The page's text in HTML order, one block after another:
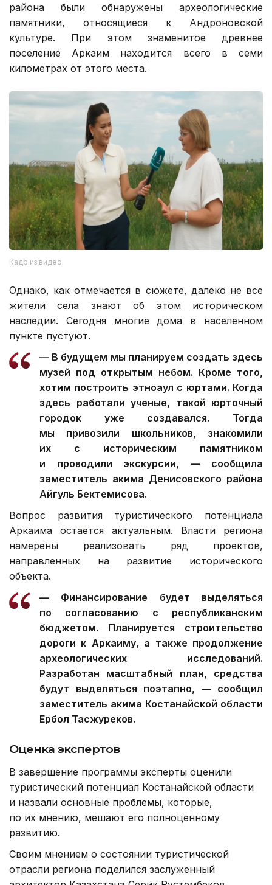
района были обнаружены археологические
памятники, относящиеся к Андроновской
культуре. При этом знаменитое древнее
поселение Аркаим находится всего в семи
километрах от этого места.
Кадр из видео
Однако, как отмечается в сюжете, далеко не все
жители села знают об этом историческом
наследии. Сегодня многие дома в населенном
пункте пустуют.
— В будущем мы планируем создать здесь
музей под открытым небом. Кроме того,
хотим построить этноаул с юртами. Когда
здесь работали ученые, такой юрточный
городок уже создавался. Тогда
мы привозили школьников, знакомили
их с историческим памятником
и проводили экскурсии, — сообщила
заместитель акима Денисовского района
Айгуль Бектемисова.
Вопрос развития туристического потенциала
Аркаима остается актуальным. Власти региона
намерены реализовать ряд проектов,
направленных на развитие исторического
объекта.
— Финансирование будет выделяться
по согласованию с республиканским
бюджетом. Планируется строительство
дороги к Аркаиму, а также продолжение
археологических исследований.
Разработан масштабный план, средства
будут выделяться поэтапно, — сообщил
заместитель акима Костанайской области
Ербол Тасжуреков.
Оценка экспертов
В завершение программы эксперты оценили
туристический потенциал Костанайской области
и назвали основные проблемы, которые,
по их мнению, мешают его полноценному
развитию.
Своим мнением о состоянии туристической
отрасли региона поделился заслуженный